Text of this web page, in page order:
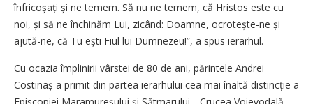
înfrico­șați și ne temem. Să nu ne temem, că Hristos este cu
noi, și să ne închinăm Lui, zicând: Doamne, ocro­tește-ne și
ajută-ne, că Tu ești Fiul lui Dumnezeu!”, a spus ierarhul.
Cu ocazia împlinirii vârstei de 80 de ani, părintele Andrei
Costinaș a primit din partea ierarhului cea mai înaltă distincție a